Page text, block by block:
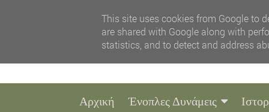
Αρχική Ένοπλες Δυνάμεις
This site uses cookies from Google to
are shared with Google along with
statistics, and to detect and address